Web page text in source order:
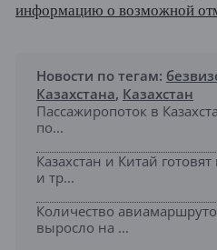
информацию о возможной
Новости по тегам:
Казахстана, Казахстан
Пассажиропоток в
по...
Казахстан и Китай
и тр...
Количество
выросло на ...